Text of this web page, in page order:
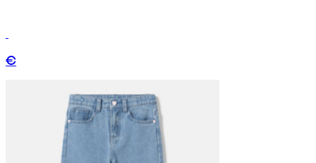
€